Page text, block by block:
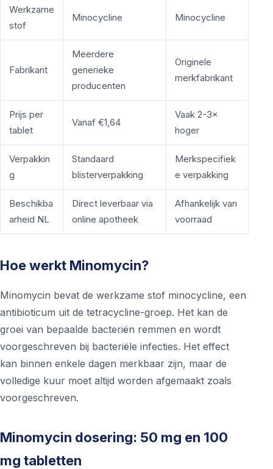
Werkzame
stof
Minocycline Minocycline
Fabrikant
Meerdere
generieke
producenten
Originele
merkfabrikant
Prijs per
tablet
Vanaf €1,64
Vaak 2-3×
hoger
Verpakkin
g
Standaard
blisterverpakking
Merkspecifiek
e verpakking
Beschikba
arheid NL
Direct leverbaar via
online apotheek
Afhankelijk van
voorraad
Hoe werkt Minomycin?
Minomycin bevat de werkzame stof minocycline, een
antibioticum uit de tetracycline-groep. Het kan de
groei van bepaalde bacteriën remmen en wordt
voorgeschreven bij bacteriële infecties. Het effect
kan binnen enkele dagen merkbaar zijn, maar de
volledige kuur moet altijd worden afgemaakt zoals
voorgeschreven.
Minomycin dosering: 50 mg en 100
mg tabletten